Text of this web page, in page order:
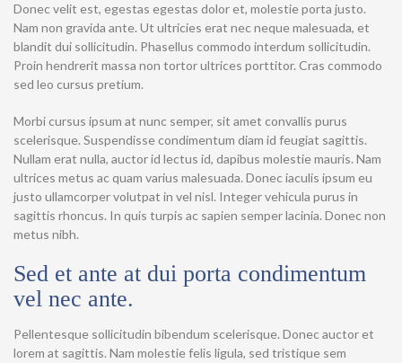
Donec velit est, egestas egestas dolor et, molestie porta justo.
Nam non gravida ante. Ut ultricies erat nec neque malesuada, et
blandit dui sollicitudin. Phasellus commodo interdum sollicitudin.
Proin hendrerit massa non tortor ultrices porttitor. Cras commodo
sed leo cursus pretium.
Morbi cursus ipsum at nunc semper, sit amet convallis purus
scelerisque. Suspendisse condimentum diam id feugiat sagittis.
Nullam erat nulla, auctor id lectus id, dapibus molestie mauris. Nam
ultrices metus ac quam varius malesuada. Donec iaculis ipsum eu
justo ullamcorper volutpat in vel nisl. Integer vehicula purus in
sagittis rhoncus. In quis turpis ac sapien semper lacinia. Donec non
metus nibh.
Sed et ante at dui porta condimentum
vel nec ante.
Pellentesque sollicitudin bibendum scelerisque. Donec auctor et
lorem at sagittis. Nam molestie felis ligula, sed tristique sem